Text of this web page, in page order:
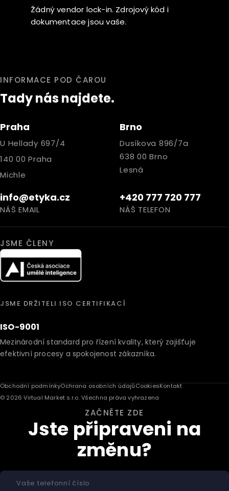
Žádný vendor lock-in. Zdrojový kód i
dokumentace jsou vaše.
INFORMACE POD ČAROU
Tady nás najdete.
Praha
U Hellady 697/4
140 00 Praha
Michle
Brno
Dusíkova 896/7a
638 00 Brno
Lesná
info@etyka.cz
NÁŠ EMAIL
+420 777 720 777
NÁŠ TELEFON
JSME ČLENY
JSME DRŽITELI ISO CERTIFIKACÍ
ISO-9001
Mezinárodní standard pro řízení kvality, který zajišťuje
efektivní procesy a spokojenost zákazníka.
Obchodní podmínkyOchrana osobních údajůCookiesKontakt
© 2026 Virtual Market s.r.o. Všechna práva vyhrazena
ZAČNĚTE ZDE
Jste připraveni na
změnu?